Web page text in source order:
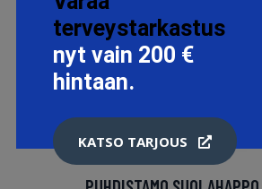
terveystarkastus
nyt vain 200 €
hintaan.
KATSO TARJOUS